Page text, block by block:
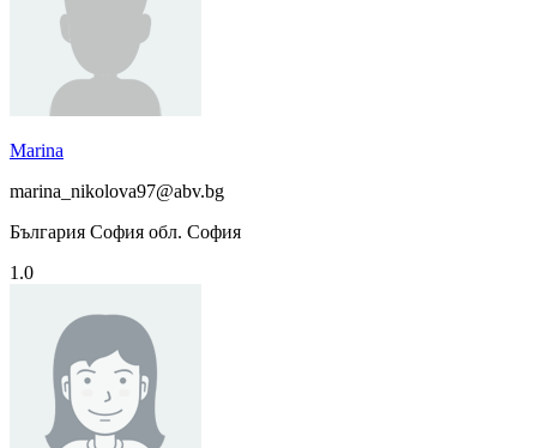
Marina
marina_nikolova97@abv.bg
България София обл. София
1.0